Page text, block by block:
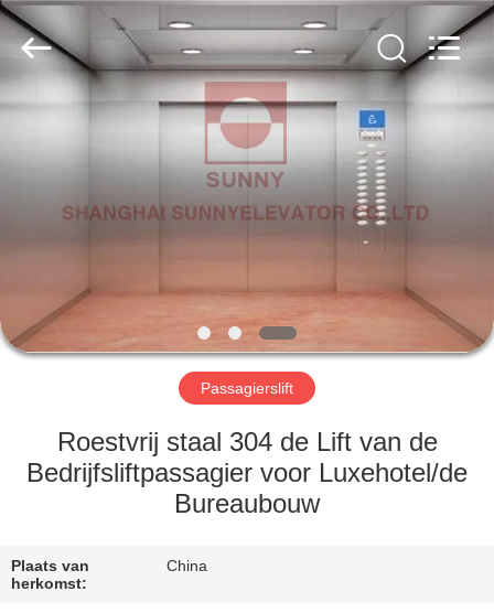
HUIS
PRODUCTEN
VIDEOS
ONGEVEER
ONS
FABRIEKSREIS
KWALITEITSCONTROLE
CONTACTEER
SUNNY
ELEVATOR
CO.,LTD.
Rights
Passagierslift
Roestvrij staal 304 de Lift van de
Bedrijfsliftpassagier voor Luxehotel/de
Bureaubouw
Plaats van
herkomst:
China